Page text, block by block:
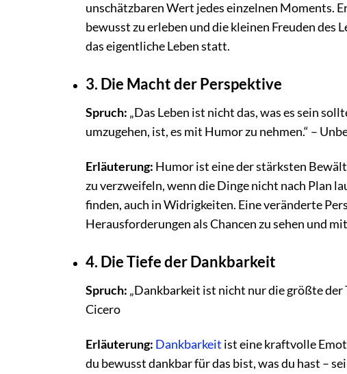
unschätzbaren Wert jedes einzelnen Moments.
bewusst zu erleben und die kleinen Freuden des
das eigentliche Leben statt.
3. Die Macht der Perspektive
Spruch: „Das Leben ist nicht das, was es sein
umzugehen, ist, es mit Humor zu nehmen.“ –
Erläuterung: Humor ist eine der stärksten
zu verzweifeln, wenn die Dinge nicht nach Plan
finden, auch in Widrigkeiten. Eine veränderte
Herausforderungen als Chancen zu sehen und
4. Die Tiefe der Dankbarkeit
Spruch: „Dankbarkeit ist nicht nur die größte der
Cicero
Erläuterung: Dankbarkeit ist eine kraftvolle
du bewusst dankbar für das bist, was du hast –